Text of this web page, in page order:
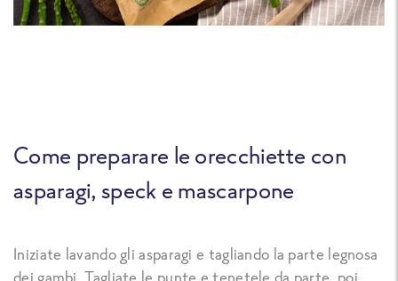
Come preparare le orecchiette con
asparagi, speck e mascarpone
Iniziate lavando gli asparagi e tagliando la parte legnosa